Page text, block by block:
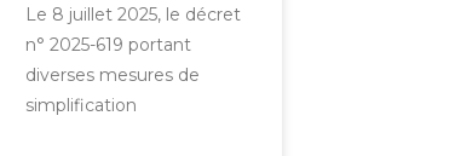
Le 8 juillet 2025, le décret
n° 2025-619 portant
diverses mesures de
simplification